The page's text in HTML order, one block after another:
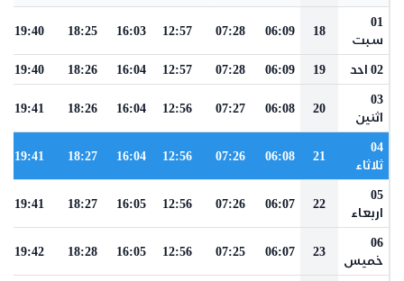
01
سبت
18
06:09
07:28
12:57
16:03
18:25
19:40
02 احد 19
06:09
07:28
12:57
16:04
18:26
19:40
03
اثنين
20
06:08
07:27
12:56
16:04
18:26
19:41
04
ثلاثاء
21
06:08
07:26
12:56
16:04
18:27
19:41
05
اربعاء
22
06:07
07:26
12:56
16:05
18:27
19:41
06
خميس
23
06:07
07:25
12:56
16:05
18:28
19:42